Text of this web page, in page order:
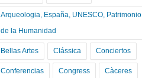
Arqueologia, España, UNESCO, Patrimonio
de la Humanidad
Bellas Artes Clássica Conciertos
Conferencias Congress Càceres